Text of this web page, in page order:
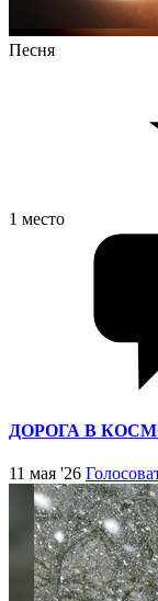
Песня
1 место
ДОРОГА В
11 мая '26